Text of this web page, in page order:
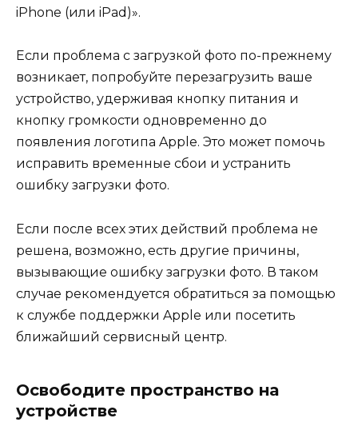
iPhone (или iPad)».
Если проблема с загрузкой фото по-прежнему
возникает, попробуйте перезагрузить ваше
устройство, удерживая кнопку питания и
кнопку громкости одновременно до
появления логотипа Apple. Это может помочь
исправить временные сбои и устранить
ошибку загрузки фото.
Если после всех этих действий проблема не
решена, возможно, есть другие причины,
вызывающие ошибку загрузки фото. В таком
случае рекомендуется обратиться за помощью
к службе поддержки Apple или посетить
ближайший сервисный центр.
Освободите пространство на
устройстве